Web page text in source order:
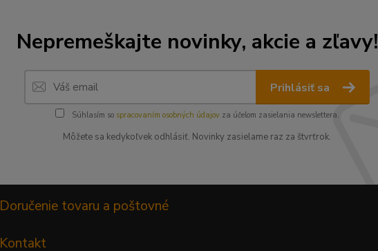
Nepremeškajte novinky, akcie a zľavy!
Prihlásiť sa
Súhlasím so spracovaním osobných údajovza účelom zasielania newslettera.
Môžete sa kedykoľvek odhlásiť. Novinky zasielame raz za štvrťrok.
Doručenie tovaru a poštovné
Kontakt